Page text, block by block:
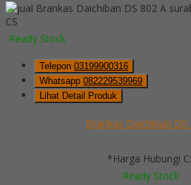
CS
Ready Stock
Telepon 03199900316
Whatsapp 082229539969
Lihat Detail Produk
Brankas Daichiban DS
*Harga Hubungi
Ready Stock